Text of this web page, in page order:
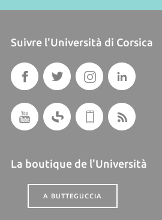
Suivre l'Università di Corsica
La boutique de l'Università
A BUTTEGUCCIA